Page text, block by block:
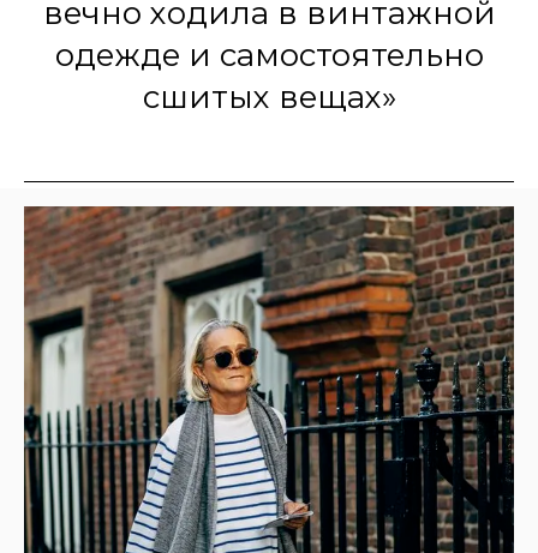
вечно ходила в винтажной
одежде и самостоятельно
сшитых вещах»